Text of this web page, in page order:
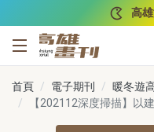
高
高雄畫刊
首頁 電子期刊
暖冬遊
【202112深度掃描】以